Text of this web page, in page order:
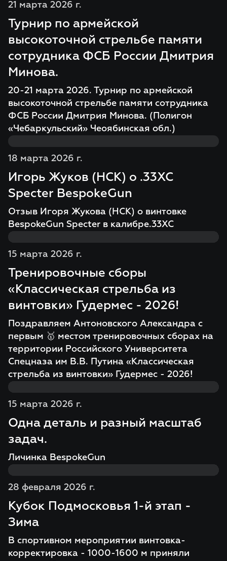
21 марта 2026 г.
Турнир по армейской
высокоточной стрельбе памяти
сотрудника ФСБ России Дмитрия
Минова.
20-21 марта 2026. Турнир по армейской
высокоточной стрельбе памяти сотрудника
ФСБ России Дмитрия Минова. (Полигон
«Чебаркульский» Чеоябинская обл.)
18 марта 2026 г.
Игорь Жуков (НСК) о .33XC
Specter BespokeGun
Отзыв Игоря Жукова (НСК) о винтовке
BespokeGun Specter в калибре.33XC
15 марта 2026 г.
Тренировочные сборы
«Классическая стрельба из
винтовки» Гудермес - 2026!
Поздравляем Антоновского Александра с
первым 🥇 местом тренировочных сборах на
территории Российского Университета
Спецназа им В.В. Путина «Классическая
стрельба из винтовки» Гудермес - 2026!
15 марта 2026 г.
Одна деталь и разный масштаб
задач.
Личинка BespokeGun
28 февраля 2026 г.
Кубок Подмосковья 1-й этап -
Зима
В спортивном мероприятии винтовка-
корректировка - 1000-1600 м приняли